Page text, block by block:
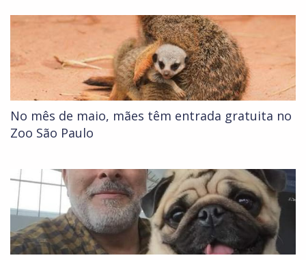
No mês de maio, mães têm entrada gratuita no
Zoo São Paulo